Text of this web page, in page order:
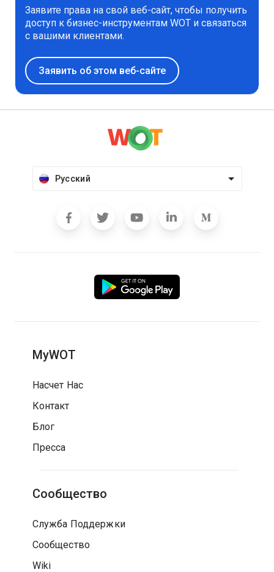
Заявите права на свой веб-сайт, чтобы получить
доступ к бизнес-инструментам WOT и связаться
с вашими клиентами.
Заявить об этом веб-сайте
Русский
MyWOT
Насчет Нас
Контакт
Блог
Пресса
Сообщество
Служба Поддержки
Сообщество
Wiki